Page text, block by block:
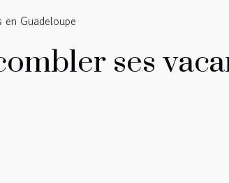
Guadeloupe
ses